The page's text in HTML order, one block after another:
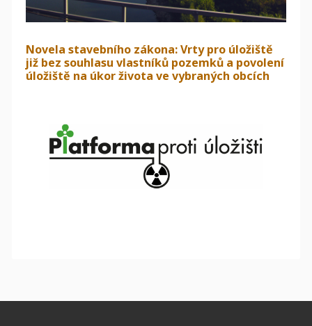
Novela stavebního zákona: Vrty pro úložiště
již bez souhlasu vlastníků pozemků a povolení
úložiště na úkor života ve vybraných obcích